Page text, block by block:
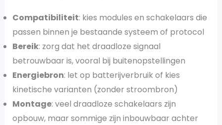
Compatibiliteit: kies modules en schakelaars die
passen binnen je bestaande systeem of protocol
Bereik: zorg dat het draadloze signaal
betrouwbaar is, vooral bij buitenopstellingen
Energiebron: let op batterijverbruik of kies
kinetische varianten (zonder stroombron)
Montage: veel draadloze schakelaars zijn
opbouw, maar sommige zijn inbouwbaar achter